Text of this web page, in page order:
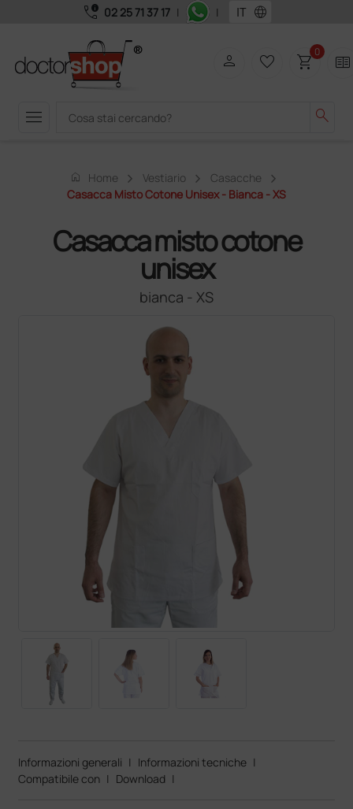
call_quality 02 25 71 37 17 | | language
menu search
person favorite_border shopping_cart0 two_pager
home Home Vestiario
Casacche
Casacca Misto Cotone Unisex - Bianca - XS
Casacca misto cotone
unisex
bianca - XS
Informazioni generali | Informazioni tecniche |
Compatibile con | Download |